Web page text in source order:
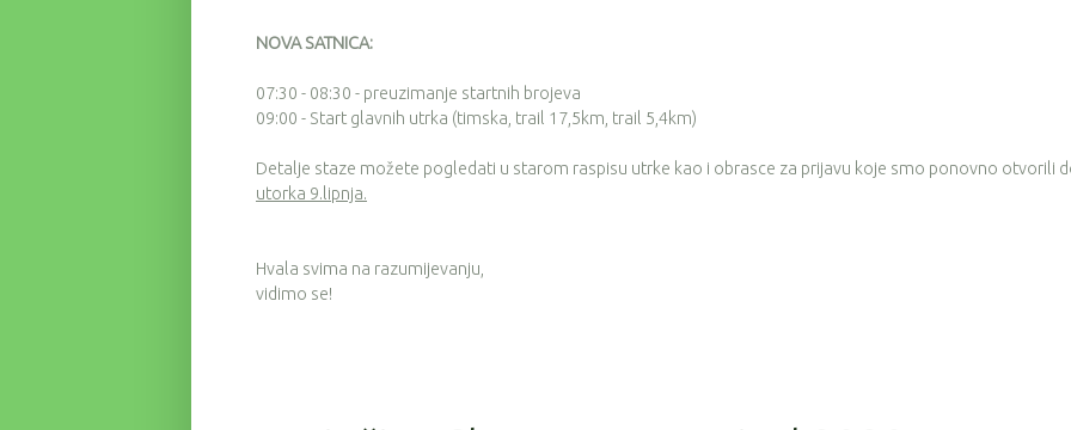
NOVA SATNICA:
07:30 - 08:30 - preuzimanje startnih brojeva
09:00 - Start glavnih utrka (timska, trail 17,5km, trail 5,4km)
Detalje staze možete pogledati u starom raspisu utrke kao i obrasce za prijavu koje smo ponovno otvorili
utorka 9.lipnja.
Hvala svima na razumijevanju,
vidimo se!